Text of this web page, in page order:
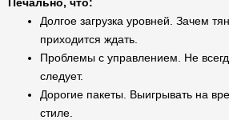
Долгое загрузка уровней. Зачем
приходится ждать.
Проблемы с управлением. Не
следует.
Дорогие пакеты. Выигрывать на
стиле.